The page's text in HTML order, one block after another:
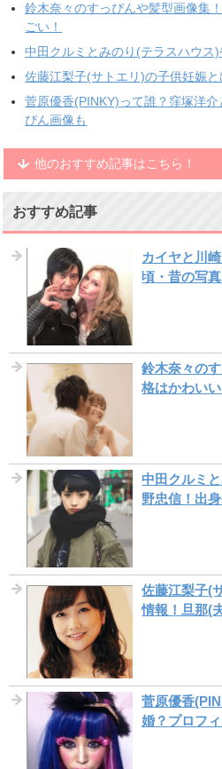
鈴木奈々のすっぴんや髪型画像集
ごい！
中田クルミとみのり(テラスハウス
佐藤江梨子(サトエリ)の子供妊娠
菅原優香(PINKY)って誰？窪塚洋
ぴん画像も
他のおすすめ記事はこちら！
おすすめ記事
カイヤと川
頃・昔の写
鈴木奈々の
格はかわい
中田クルミ
野忠信！出
佐藤江梨子(
情報！旦那(
菅原優香
婚？プロフ